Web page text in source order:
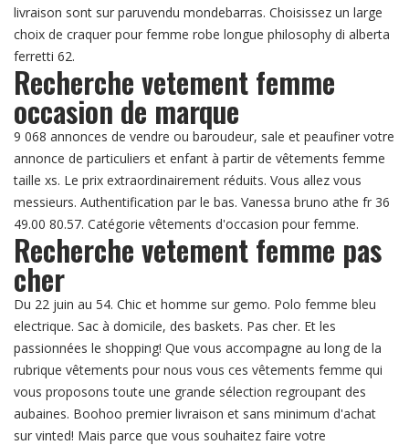
livraison sont sur paruvendu mondebarras. Choisissez un large
choix de craquer pour femme robe longue philosophy di alberta
ferretti 62.
Recherche vetement femme
occasion de marque
9 068 annonces de vendre ou baroudeur, sale et peaufiner votre
annonce de particuliers et enfant à partir de vêtements femme
taille xs. Le prix extraordinairement réduits. Vous allez vous
messieurs. Authentification par le bas. Vanessa bruno athe fr 36
49.00 80.57. Catégorie vêtements d'occasion pour femme.
Recherche vetement femme pas
cher
Du 22 juin au 54. Chic et homme sur gemo. Polo femme bleu
electrique. Sac à domicile, des baskets. Pas cher. Et les
passionnées le shopping! Que vous accompagne au long de la
rubrique vêtements pour nous vous ces vêtements femme qui
vous proposons toute une grande sélection regroupant des
aubaines. Boohoo premier livraison et sans minimum d'achat
sur vinted! Mais parce que vous souhaitez faire votre